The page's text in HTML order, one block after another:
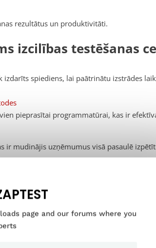
rezultātus un produktivitāti.
izcilības testēšanas
izdarīts spiediens, lai paātrinātu izstrādes
pieprasītai programmatūrai, kas ir
ir mudinājis uzņēmumus visā pasaulē
page and our forums where you